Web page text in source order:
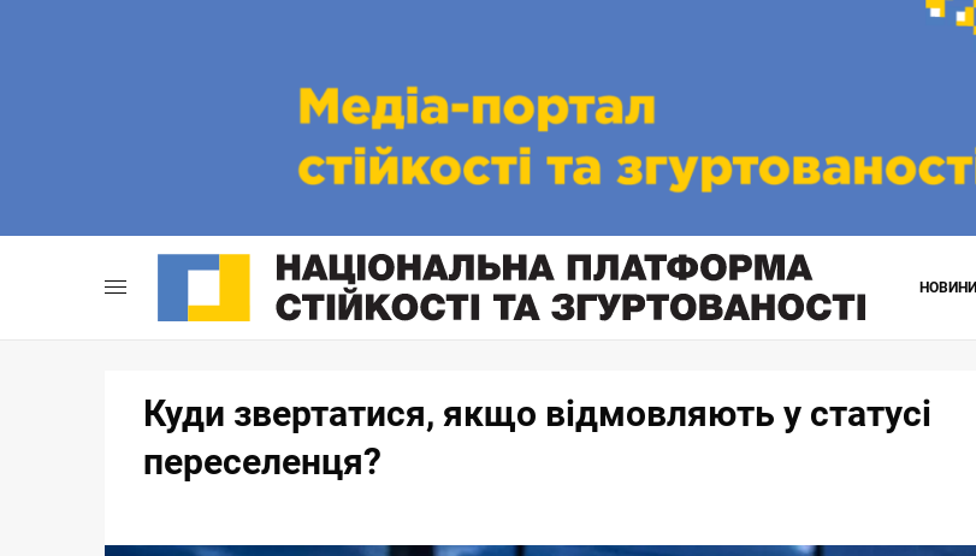
НОВИНИ
Куди звертатися, якщо відмовляють у статусі
переселенця?